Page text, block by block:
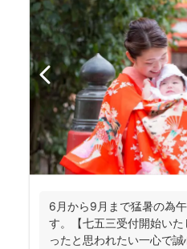
6月から9月まで猛暑の為
す。【七五三受付開始い
ったと思われたい一心で